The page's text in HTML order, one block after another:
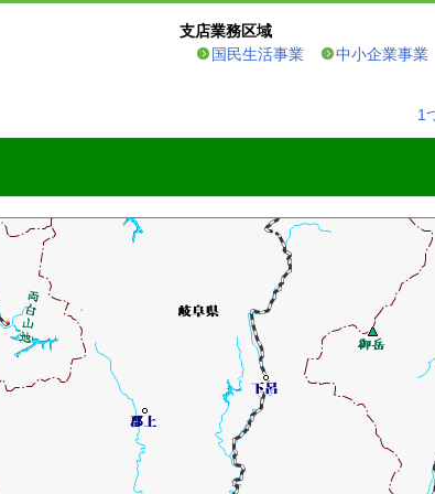
支店業務区域
国民生活事業
中小企業事業
1